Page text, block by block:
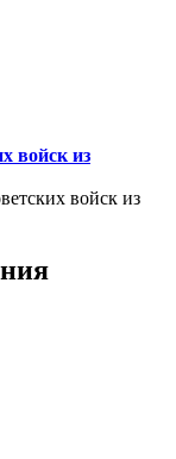
войск из
войск из